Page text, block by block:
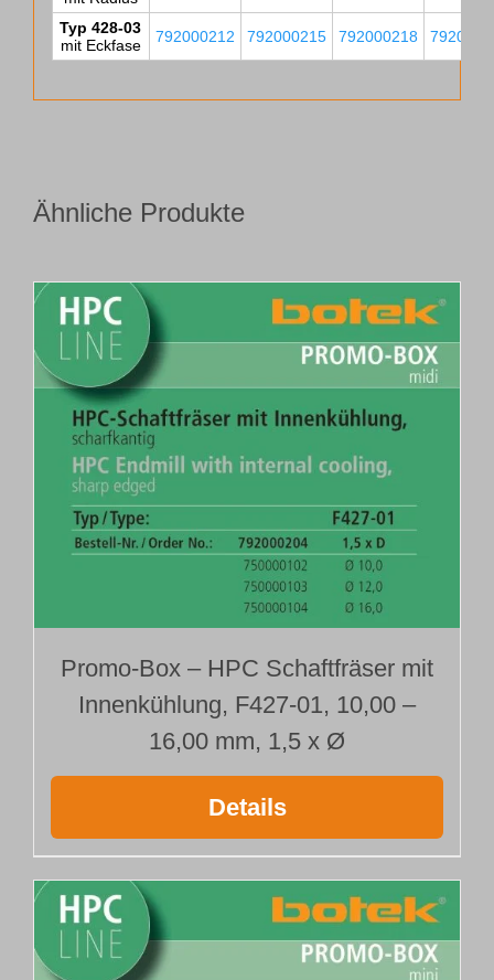
Typ 428-03
mit Eckfase
792000212 792000215 792000218
Ähnliche Produkte
Promo-Box – HPC Schaftfräser mit
Innenkühlung, F427-01, 10,00 –
16,00 mm, 1,5 x Ø
Details